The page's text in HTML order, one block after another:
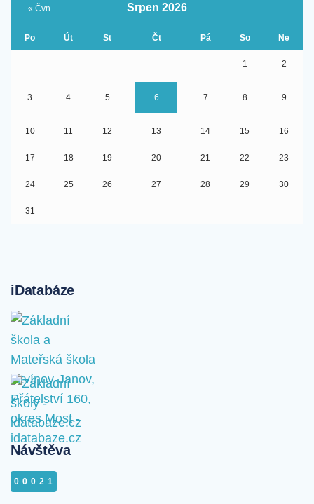
Srpen 2026
Po Út St Čt Pá So Ne
1 2
3 4 5 6 7 8 9
10 11 12 13 14 15 16
17 18 19 20 21 22 23
24 25 26 27 28 29 30
31
« Čvn
iDatabáze
Návštěva
00021